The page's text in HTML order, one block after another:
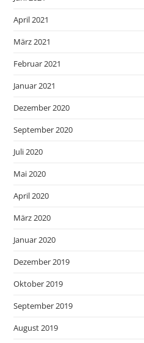
April 2021
März 2021
Februar 2021
Januar 2021
Dezember 2020
September 2020
Juli 2020
Mai 2020
April 2020
März 2020
Januar 2020
Dezember 2019
Oktober 2019
September 2019
August 2019